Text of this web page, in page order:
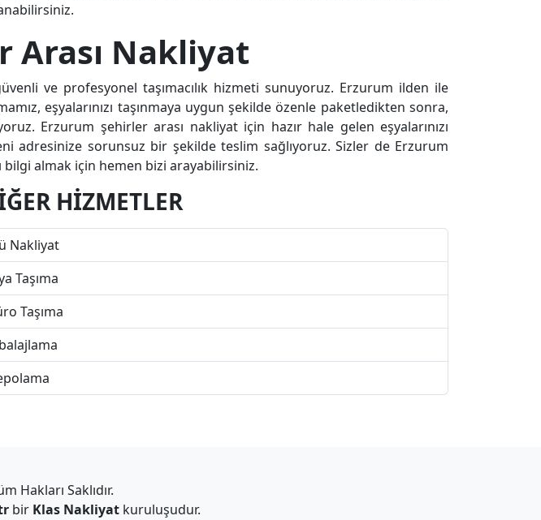
Arası Nakliyat
ve profesyonel taşımacılık hizmeti sunuyoruz. Erzurum ilden ile
eşyalarınızı taşınmaya uygun şekilde özenle paketledikten sonra,
Erzurum şehirler arası nakliyat için hazır hale gelen eşyalarınızı
adresinize sorunsuz bir şekilde teslim sağlıyoruz. Sizler de Erzurum
bilgi almak için hemen bizi arayabilirsiniz.
HİZMETLER
Nakliyat
Taşıma
Taşıma
Hakları Saklıdır.
bir Klas Nakliyatkuruluşudur.